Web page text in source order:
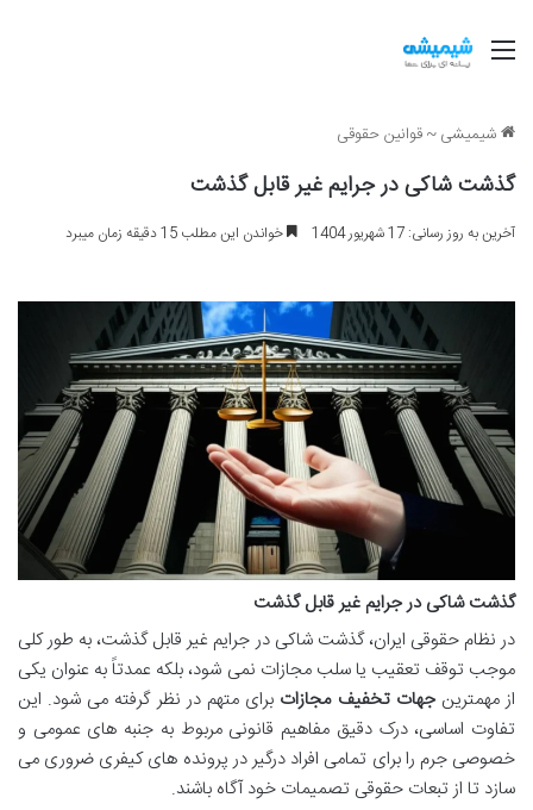
منو
شیمیشی~قوانین حقوقی
گذشت شاکی در جرایم غیر قابل گذشت
آخرین به روز رسانی: 17 شهریور 1404 خواندن این مطلب 15 دقیقه زمان میبرد
گذشت شاکی در جرایم غیر قابل گذشت
در نظام حقوقی ایران، گذشت شاکی در جرایم غیر قابل گذشت، به طور کلی
موجب توقف تعقیب یا سلب مجازات نمی شود، بلکه عمدتاً به عنوان یکی
از مهمترینجهات تخفیف مجازات برای متهم در نظر گرفته می شود. این
تفاوت اساسی، درک دقیق مفاهیم قانونی مربوط به جنبه های عمومی و
خصوصی جرم را برای تمامی افراد درگیر در پرونده های کیفری ضروری می
سازد تا از تبعات حقوقی تصمیمات خود آگاه باشند.